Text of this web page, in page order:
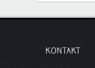
KONTAKT